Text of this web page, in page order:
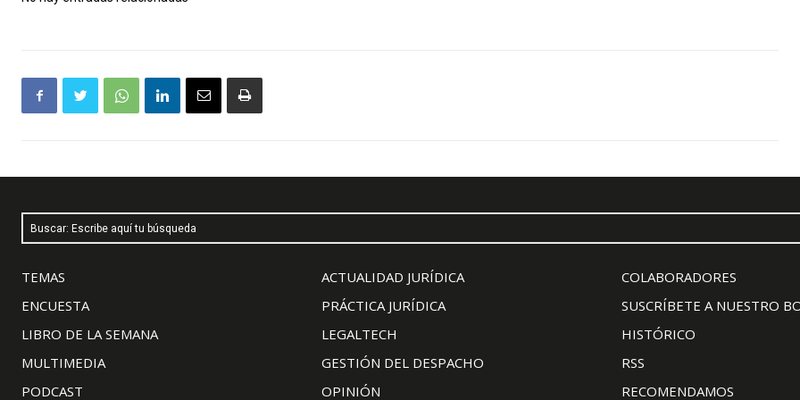
Buscar: Escribe aquí tu búsqueda
TEMAS
ENCUESTA
LIBRO DE LA SEMANA
MULTIMEDIA
PODCAST
ACTUALIDAD JURÍDICA
PRÁCTICA JURÍDICA
LEGALTECH
GESTIÓN DEL DESPACHO
OPINIÓN
COLABORADORES
SUSCRÍBETE A NUESTRO
HISTÓRICO
RSS
RECOMENDAMOS